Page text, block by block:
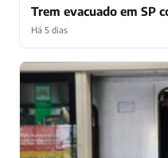
Trem evacuado em SP
Há 5 dias